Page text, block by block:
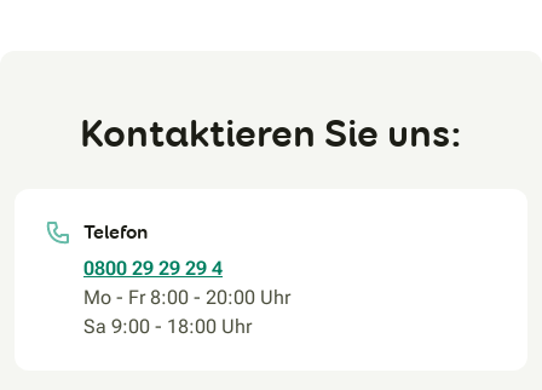
Kontaktieren Sie uns:
Telefon
0800 29 29 29 4
Mo - Fr 8:00 - 20:00 Uhr
Sa 9:00 - 18:00 Uhr